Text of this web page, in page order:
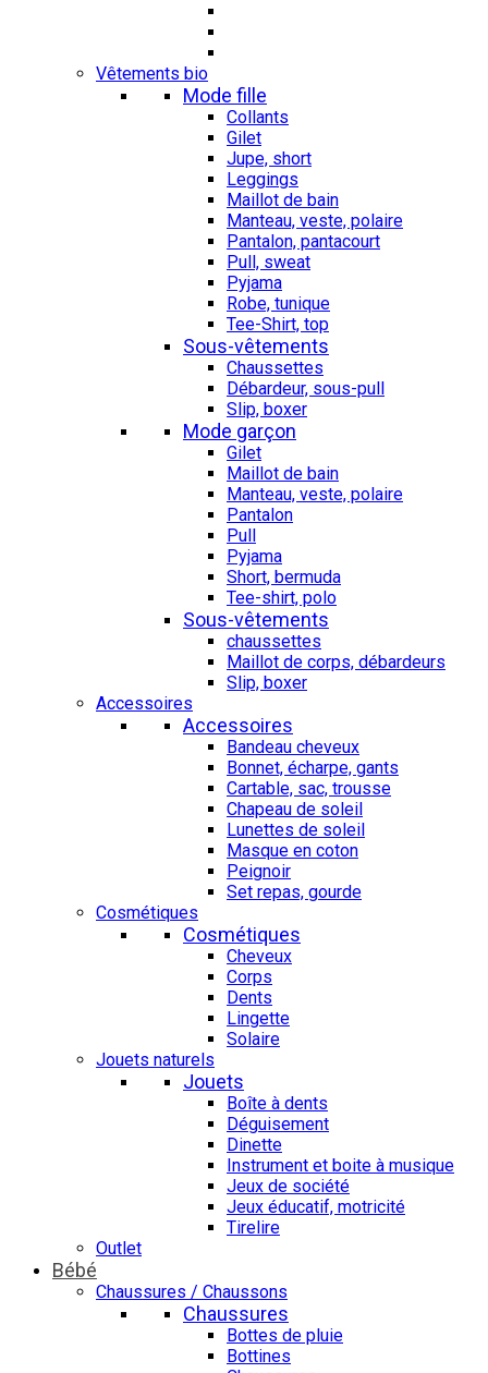
Vêtements bio
Mode fille
Collants
Gilet
Jupe, short
Leggings
Maillot de bain
Manteau, veste, polaire
Pantalon, pantacourt
Pull, sweat
Pyjama
Robe, tunique
Tee-Shirt, top
Sous-vêtements
Chaussettes
Débardeur, sous-pull
Slip, boxer
Mode garçon
Gilet
Maillot de bain
Manteau, veste, polaire
Pantalon
Pull
Pyjama
Short, bermuda
Tee-shirt, polo
Sous-vêtements
chaussettes
Maillot de corps, débardeurs
Slip, boxer
Accessoires
Accessoires
Bandeau cheveux
Bonnet, écharpe, gants
Cartable, sac, trousse
Chapeau de soleil
Lunettes de soleil
Masque en coton
Peignoir
Set repas, gourde
Cosmétiques
Cosmétiques
Cheveux
Corps
Dents
Lingette
Solaire
Jouets naturels
Jouets
Boîte à dents
Déguisement
Dinette
Instrument et boite à musique
Jeux de société
Jeux éducatif, motricité
Tirelire
Outlet
Bébé
Chaussures / Chaussons
Chaussures
Bottes de pluie
Bottines